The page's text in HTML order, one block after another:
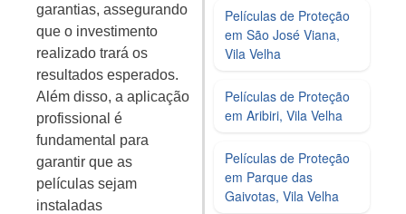
garantias, assegurando
que o investimento
realizado trará os
resultados esperados.
Além disso, a aplicação
profissional é
fundamental para
garantir que as
películas sejam
instaladas
Películas de Proteção
em São José Viana,
Vila Velha
Películas de Proteção
em Aribiri, Vila Velha
Películas de Proteção
em Parque das
Gaivotas, Vila Velha